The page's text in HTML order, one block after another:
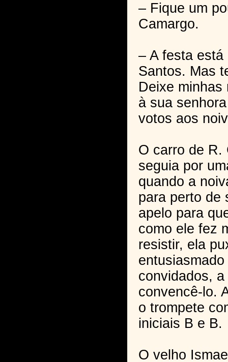
– Fique um
Camargo.
– A festa está
Santos. Mas
Deixe minhas
à sua
votos aos
O carro de R.
seguia por
quando a
para perto de
apelo para
como ele fez
resistir, ela
convidados,
convencê-lo.
o trompete
iniciais B e B.
O velho